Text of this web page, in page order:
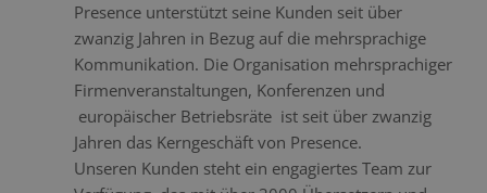
Presence unterstützt seine Kunden seit über
zwanzig Jahren in Bezug auf die mehrsprachige
Kommunikation. Die Organisation mehrsprachiger
Firmenveranstaltungen, Konferenzen und
europäischer Betriebsräte ist seit über zwanzig
Jahren das Kerngeschäft von Presence.
Unseren Kunden steht ein engagiertes Team zur